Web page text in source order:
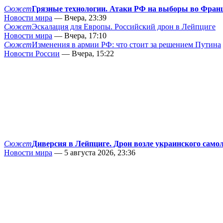
СюжетГрязные технологии. Атаки РФ на выборы во
Новости мира — Вчера, 23:39
СюжетЭскалация для Европы. Российский дрон в Лейпциге
Новости мира — Вчера, 17:10
СюжетИзменения в армии РФ: что стоит за решением Путина
Новости России — Вчера, 15:22
СюжетДиверсия в Лейпциге. Дрон возле украинского
Новости мира — 5 августа 2026, 23:36